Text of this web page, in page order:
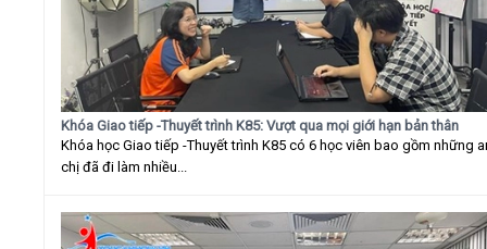
Khóa Giao tiếp -Thuyết trình K85: Vượt qua mọi giới hạn bản thân
Khóa học Giao tiếp -Thuyết trình K85 có 6 học viên bao gồm những
chị đã đi làm nhiều...